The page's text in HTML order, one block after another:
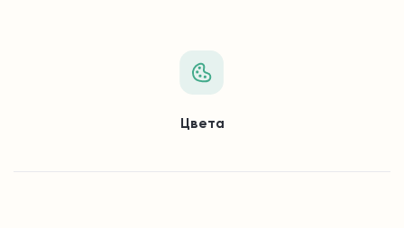
Цвета